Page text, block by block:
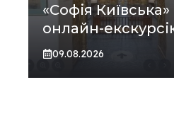
«Софія
онлайн-
09.08.2026